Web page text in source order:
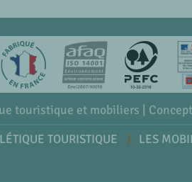
touristique et mobiliers |
TOURISTIQUE LES